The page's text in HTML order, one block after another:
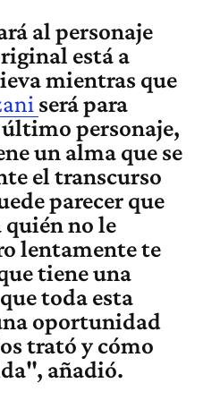
al personaje
está a
mientras que
será para
último personaje,
un alma que se
el transcurso
parecer que
quién no le
lentamente te
tiene una
toda esta
oportunidad
trató y cómo
añadió.